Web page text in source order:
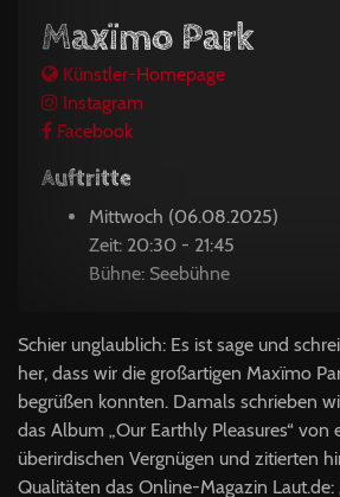
Maxïmo Park
Künstler-Homepage
Instagram
Facebook
Auftritte
Mittwoch (06.08.2025)
Zeit: 20:30 - 21:45
Bühne: Seebühne
Schier unglaublich: Es ist sage und
her, dass wir die großartigen Maxïmo
begrüßen konnten. Damals schrieben
das Album „Our Earthly Pleasures“ von
überirdischen Vergnügen und zitierten
Qualitäten das Online-Magazin Laut.de: